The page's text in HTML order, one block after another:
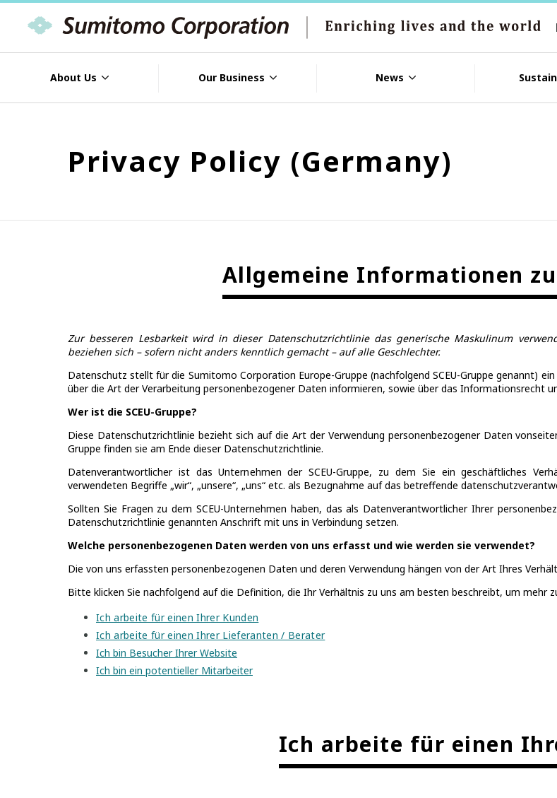
About Us Our Business News
Privacy Policy (Germany)
Allgemeine Informationen
Zur besseren Lesbarkeit wird in dieser Datenschutzrichtlinie das generische Maskulinum
beziehen sich – sofern nicht anders kenntlich gemacht – auf alle Geschlechter.
Datenschutz stellt für die Sumitomo Corporation Europe-Gruppe (nachfolgend SCEU-Gruppe genannt)
über die Art der Verarbeitung personenbezogener Daten informieren, sowie über das Informationsrecht
Wer ist die SCEU-Gruppe?
Diese Datenschutzrichtlinie bezieht sich auf die Art der Verwendung personenbezogener Daten
Gruppe finden sie am Ende dieser Datenschutzrichtlinie.
Datenverantwortlicher ist das Unternehmen der SCEU-Gruppe, zu dem Sie ein geschäftliches
verwendeten Begriffe „wir“, „unsere“, „uns“ etc. als Bezugnahme auf das betreffende
Sollten Sie Fragen zu dem SCEU-Unternehmen haben, das als Datenverantwortlicher Ihrer
Datenschutzrichtlinie genannten Anschrift mit uns in Verbindung setzen.
Welche personenbezogenen Daten werden von uns erfasst und wie werden sie verwendet?
Die von uns erfassten personenbezogenen Daten und deren Verwendung hängen von der Art Ihres
Bitte klicken Sie nachfolgend auf die Definition, die Ihr Verhältnis zu uns am besten beschreibt, um mehr
Ich arbeite für einen Ihrer Kunden
Ich arbeite für einen Ihrer Lieferanten / Berater
Ich bin Besucher Ihrer Website
Ich bin ein potentieller Mitarbeiter
Ich arbeite für einen